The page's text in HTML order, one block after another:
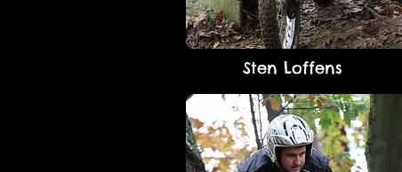
Sten Loffens